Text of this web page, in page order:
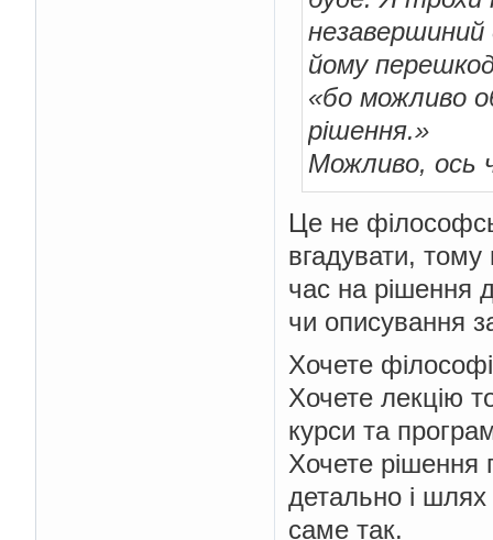
йому
«бо можливо
рішення.»
Можливо, ось
Це не
вгадувати,
час на рішення
чи описування
Хочете
Хочете лекцію
курси та
Хочете рішення
детально і шлях
саме так.